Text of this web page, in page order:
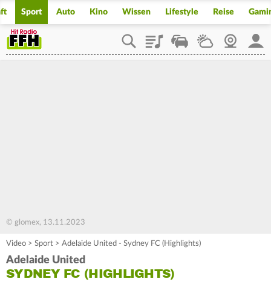
Sport Auto Kino Wissen Lifestyle Reise
PlaylistStaupilotWetterWebcam
© glomex, 13.11.2023
Video > Sport > Adelaide United - Sydney FC (Highlights)
Adelaide United
SYDNEY FC (HIGHLIGHTS)